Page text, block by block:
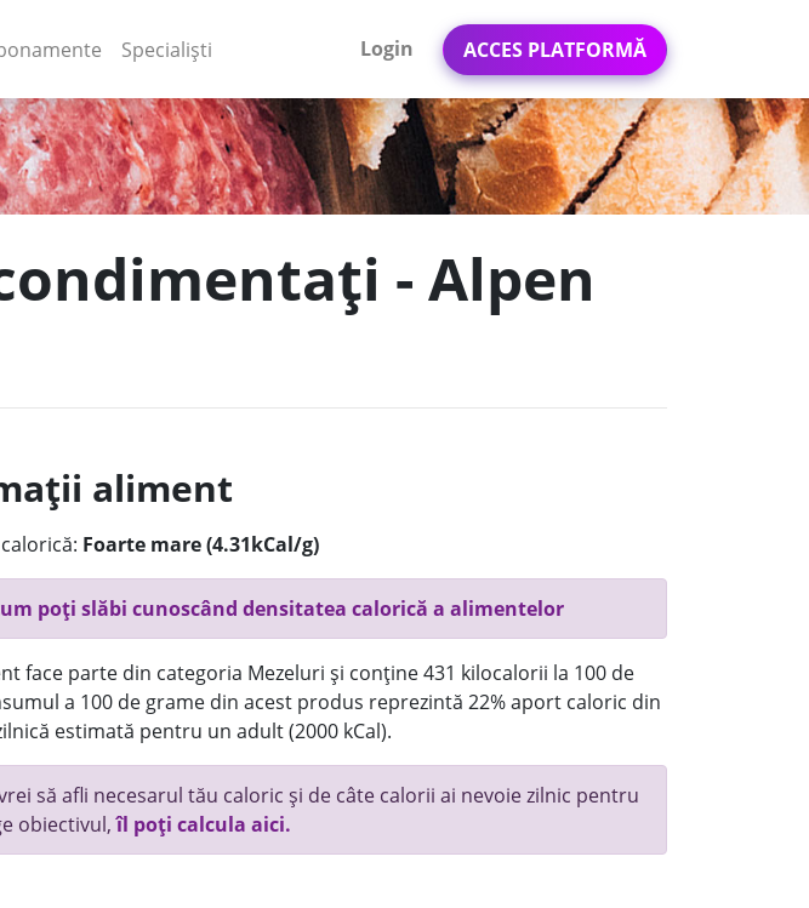
Specialiști Login ACCES PLATFORMĂ
- Alpen
aliment
Foarte mare (4.31kCal/g)
poți slăbi cunoscând densitatea calorică a alimentelor
face parte din categoria Mezeluri și conține 431 kilocalorii la 100 de
a 100 de grame din acest produs reprezintă 22% aport caloric din
estimată pentru un adult (2000 kCal).
să afli necesarul tău caloric și de câte calorii ai nevoie zilnic pentru
obiectivul,îl poți calcula aici.